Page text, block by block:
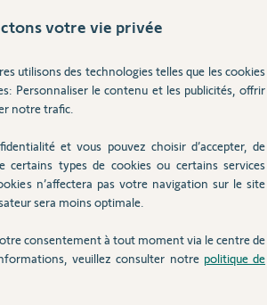
mais avec
Non reconnaissance de ma Somfy Protect
dans
Transfert
votre vie privée
utilisons des technologies telles que les cookies
Personnaliser le contenu et les publicités, offrir
notre trafic.
et vous pouvez choisir d’accepter, de
types de cookies ou certains services
n’affectera pas votre navigation sur le site
sera moins optimale.
consentement à tout moment via le centre de
veuillez consulter notre politique de